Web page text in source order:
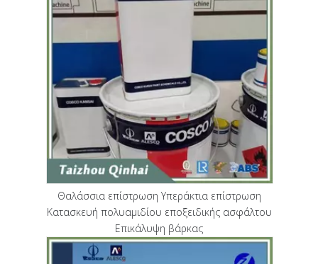
Θαλάσσια επίστρωση Υπεράκτια επίστρωση
Κατασκευή πολυαμιδίου εποξειδικής ασφάλτου
Επικάλυψη βάρκας